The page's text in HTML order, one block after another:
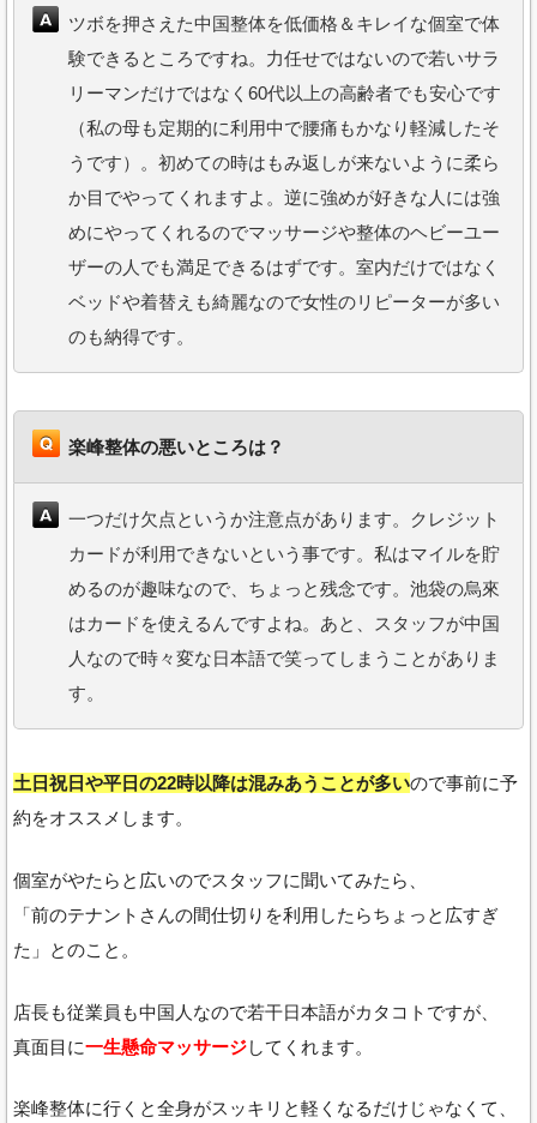
ツボを押さえた中国整体を低価格＆キレイな個室で体
験できるところですね。力任せではないので若いサラ
リーマンだけではなく60代以上の高齢者でも安心です
（私の母も定期的に利用中で腰痛もかなり軽減したそ
うです）。初めての時はもみ返しが来ないように柔ら
か目でやってくれますよ。逆に強めが好きな人には強
めにやってくれるのでマッサージや整体のヘビーユー
ザーの人でも満足できるはずです。室内だけではなく
ベッドや着替えも綺麗なので女性のリピーターが多い
のも納得です。
楽峰整体の悪いところは？
一つだけ欠点というか注意点があります。クレジット
カードが利用できないという事です。私はマイルを貯
めるのが趣味なので、ちょっと残念です。池袋の烏來
はカードを使えるんですよね。あと、スタッフが中国
人なので時々変な日本語で笑ってしまうことがありま
す。
土日祝日や平日の22時以降は混みあうことが多いので事前に予
約をオススメします。
個室がやたらと広いのでスタッフに聞いてみたら、
「前のテナントさんの間仕切りを利用したらちょっと広すぎ
た」とのこと。
店長も従業員も中国人なので若干日本語がカタコトですが、
真面目に一生懸命マッサージしてくれます。
楽峰整体に行くと全身がスッキリと軽くなるだけじゃなくて、